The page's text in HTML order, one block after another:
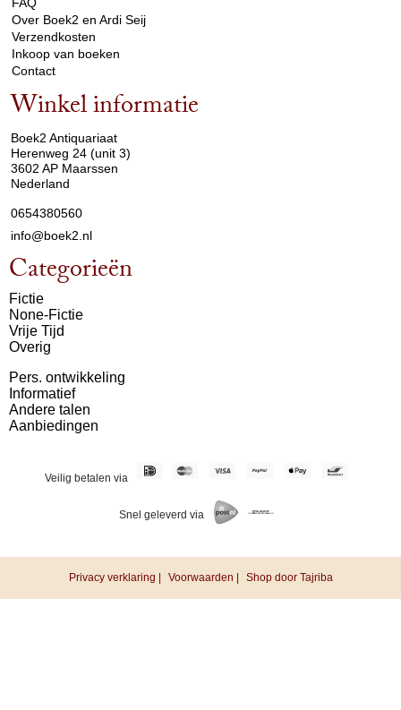
Over Boek2 en Ardi Seij
Verzendkosten
Inkoop van boeken
Contact
Winkel informatie
Boek2 Antiquariaat
Herenweg 24 (unit 3)
3602 AP Maarssen
Nederland
0654380560
info@boek2.nl
Categorieën
Fictie
None-Fictie
Vrije Tijd
Overig
Pers. ontwikkeling
Informatief
Andere talen
Aanbiedingen
Veilig betalen via
Snel geleverd via
Privacy verklaring | Voorwaarden | Shop door Tajriba